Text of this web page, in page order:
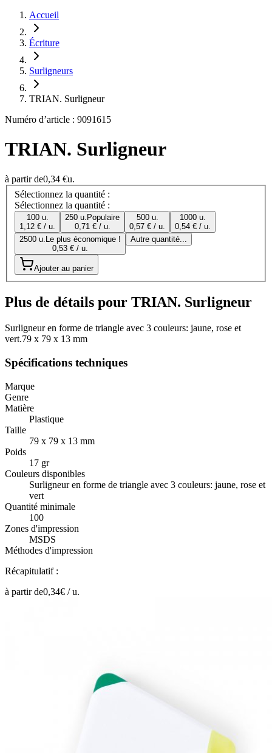
Accueil
Écriture
Surligneurs
TRIAN. Surligneur
Numéro d’article : 9091615
TRIAN. Surligneur
à partir de0,34 €u.
Sélectionnez la quantité :
Sélectionnez la quantité :
100 u.
1,12 € / u.
250 u. Populaire
0,71 € / u.
500 u.
0,57 € / u.
1000 u.
0,54 € / u.
2500 u. Le plus économique !
0,53 € / u.
Autre quantité...
Ajouter au panier
Plus de détails pour TRIAN. Surligneur
Surligneur en forme de triangle avec 3 couleurs: jaune, rose et
vert.79 x 79 x 13 mm
Spécifications techniques
Marque
Genre
Matière
Plastique
Taille
79 x 79 x 13 mm
Poids
17 gr
Couleurs disponibles
Surligneur en forme de triangle avec 3 couleurs: jaune, rose et
vert
Quantité minimale
100
Zones d'impression
MSDS
Méthodes d'impression
Récapitulatif :
à partir de0,34€ /u.